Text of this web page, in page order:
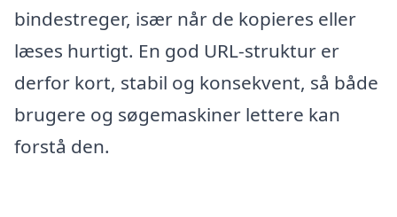
bindestreger, især når de kopieres eller
læses hurtigt. En god URL-struktur er
derfor kort, stabil og konsekvent, så både
brugere og søgemaskiner lettere kan
forstå den.